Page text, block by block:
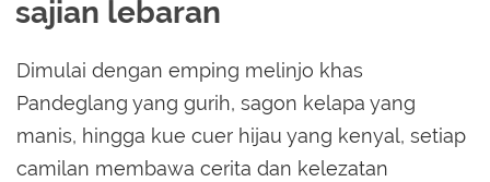
sajian lebaran
Dimulai dengan emping melinjo khas
Pandeglang yang gurih, sagon kelapa yang
manis, hingga kue cuer hijau yang kenyal, setiap
camilan membawa cerita dan kelezatan